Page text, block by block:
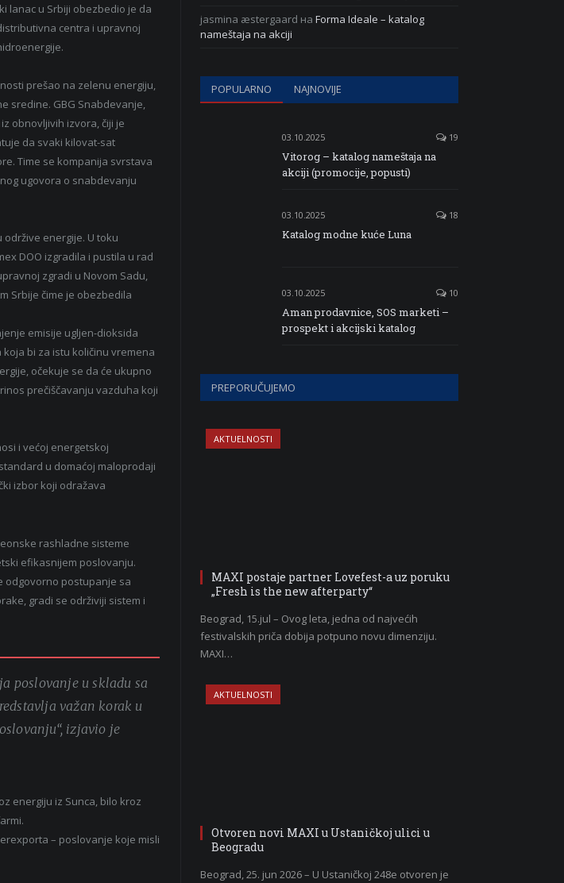
lanac u Srbiji obezbedio je da
centra i upravnoj
prešao na zelenu energiju,
sredine. GBG Snabdevanje,
obnovljivih izvora, čiji je
da svaki kilovat-sat
Time se kompanija svrstava
ugovora o snabdevanju
energije. U toku
DOO izgradila i pustila u rad
zgradi u Novom Sadu,
Srbije čime je obezbedila
emisije ugljen-dioksida
koja bi za istu količinu vremena
očekuje se da će ukupno
prečiščavanju vazduha koji
i većoj energetskoj
u domaćoj maloprodaji
izbor koji odražava
rashladne sisteme
efikasnijem poslovanju.
odgovorno postupanje sa
gradi se održiviji sistem i
poslovanje u skladu sa
važan korak u
izjavio je
energiju iz Sunca, bilo kroz
– poslovanje koje misli
jasmina æstergaard на Forma Ideale – katalog
nameštaja na akciji
POPULARNO NAJNOVIJE
03.10.2025 19
Vitorog – katalog nameštaja na
akciji (promocije, popusti)
03.10.2025 18
Katalog modne kuće Luna
03.10.2025 10
Aman prodavnice, SOS marketi –
prospekt i akcijski katalog
PREPORUČUJEMO
AKTUELNOSTI
MAXI postaje partner Lovefest-a uz poruku
„Fresh is the new afterparty“
Beograd, 15.jul – Ovog leta, jedna od najvećih
festivalskih priča dobija potpuno novu dimenziju.
MAXI…
AKTUELNOSTI
Otvoren novi MAXI u Ustaničkoj ulici u
Beogradu
Beograd, 25. jun 2026 – U Ustaničkoj 248e otvoren je